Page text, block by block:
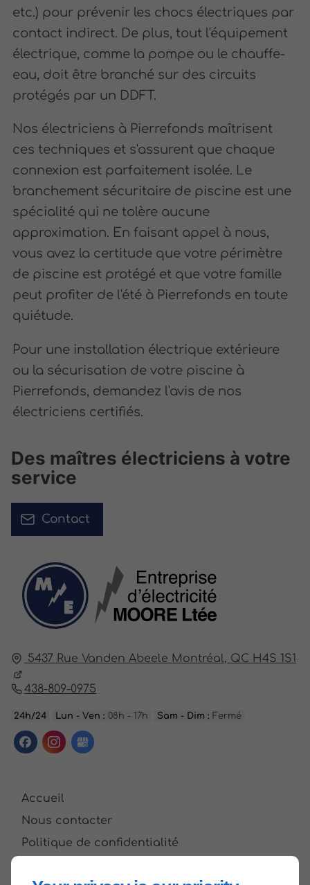
etc.) pour prévenir les chocs électriques par
contact indirect. De plus, tout l'équipement
électrique, comme la pompe ou le chauffe-
eau, doit être branché sur des circuits
protégés par un DDFT.
Nos électriciens à Pierrefonds maîtrisent
ces techniques et s'assurent que chaque
connexion est parfaitement isolée. Le
branchement sécuritaire de piscine est une
spécialité qui ne tolère aucune
approximation. En faisant appel à nous,
vous avez la certitude que votre périmètre
de piscine est protégé et que votre famille
peut profiter de l'été à Pierrefonds en toute
quiétude.
Pour une installation électrique extérieure
ou la sécurisation de votre piscine à
Pierrefonds, demandez l'avis de nos
électriciens certifiés.
5437 Rue Vanden Abeele Montréal, QC H4S 1S1
438-809-0975
24h/24 Lun - Ven : 08h - 17h Sam - Dim : Fermé
Accueil
Nous contacter
Politique de confidentialité
Des maîtres électriciens à votre
service
Contact